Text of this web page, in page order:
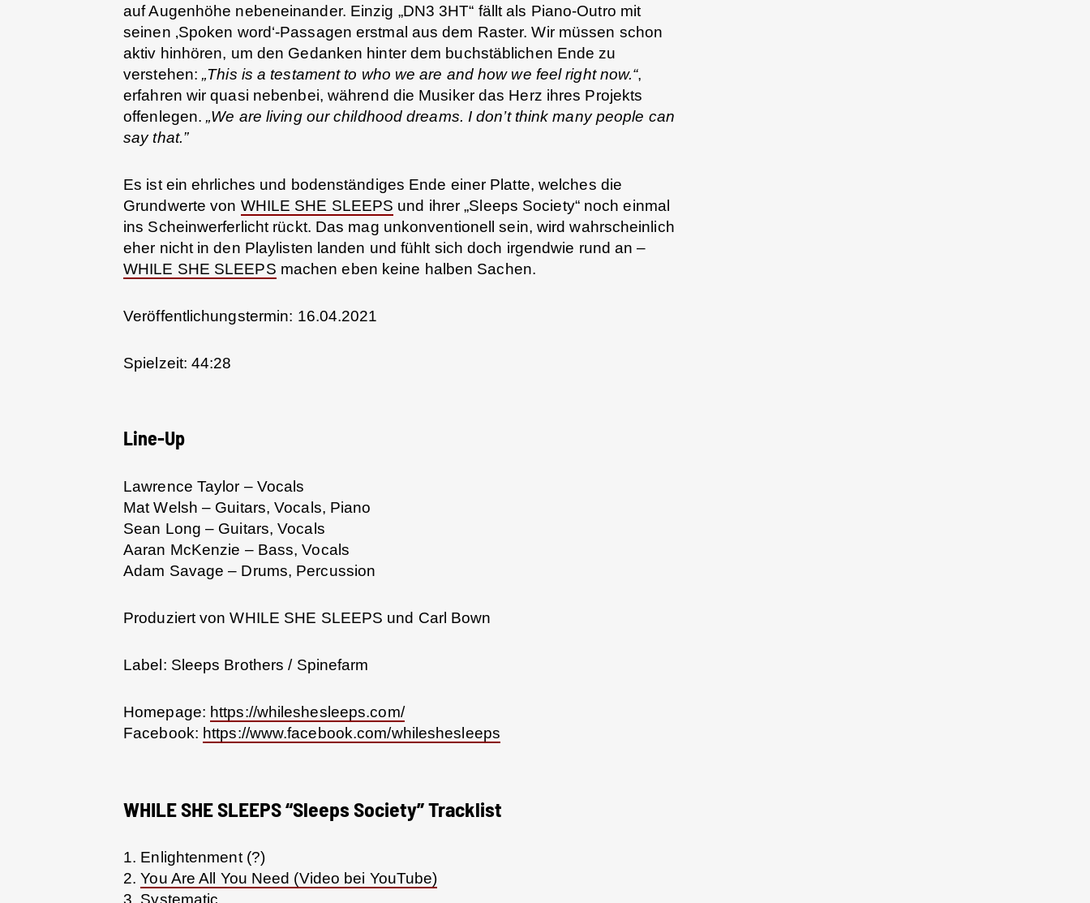
auf Augenhöhe nebeneinander. Einzig „DN3 3HT“ fällt als Piano-Outro mit
seinen ‚Spoken word‘-Passagen erstmal aus dem Raster. Wir müssen schon
aktiv hinhören, um den Gedanken hinter dem buchstäblichen Ende zu
verstehen:„This is a testament to who we are and how we feel right now.“,
erfahren wir quasi nebenbei, während die Musiker das Herz ihres Projekts
offenlegen.„We are living our childhood dreams. I don’t think many people can
say that.”
Es ist ein ehrliches und bodenständiges Ende einer Platte, welches die
Grundwerte von WHILE SHE SLEEPS und ihrer „Sleeps Society“ noch einmal
ins Scheinwerferlicht rückt. Das mag unkonventionell sein, wird wahrscheinlich
eher nicht in den Playlisten landen und fühlt sich doch irgendwie rund an –
WHILE SHE SLEEPS machen eben keine halben Sachen.
Veröffentlichungstermin: 16.04.2021
Spielzeit: 44:28
Line-Up
Lawrence Taylor – Vocals
Mat Welsh – Guitars, Vocals, Piano
Sean Long – Guitars, Vocals
Aaran McKenzie – Bass, Vocals
Adam Savage – Drums, Percussion
Produziert von WHILE SHE SLEEPS und Carl Bown
Label: Sleeps Brothers / Spinefarm
Homepage: https://whileshesleeps.com/
Facebook: https://www.facebook.com/whileshesleeps
WHILE SHE SLEEPS “Sleeps Society” Tracklist
1. Enlightenment (?)
2.You Are All You Need (Video bei YouTube)
3. Systematic